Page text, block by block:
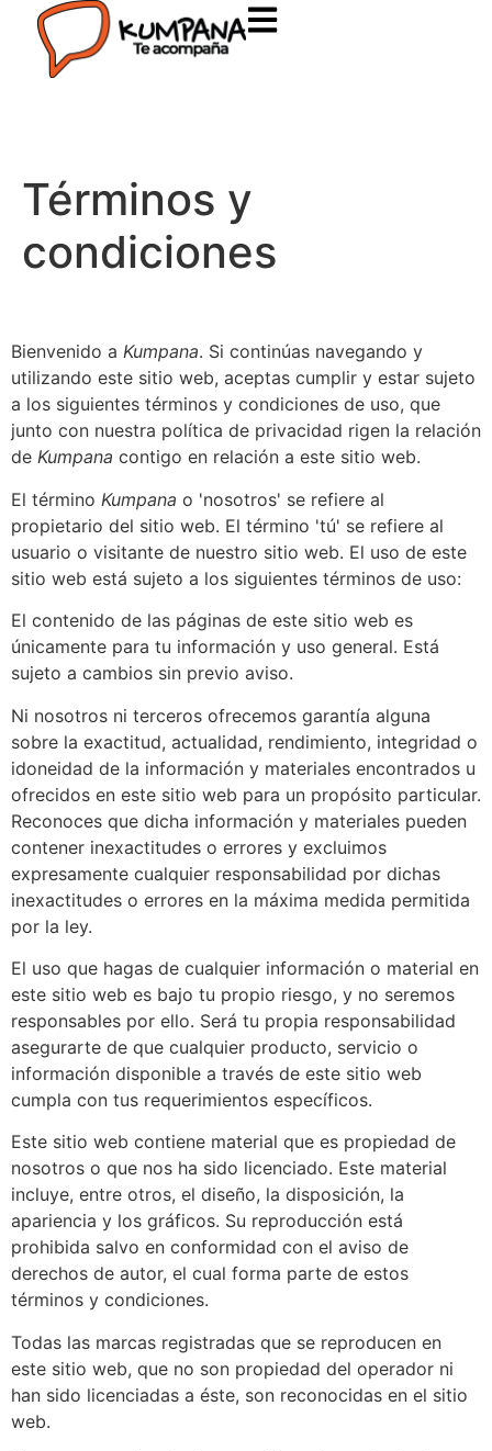
Términos y
condiciones
Bienvenido a Kumpana. Si continúas navegando y
utilizando este sitio web, aceptas cumplir y estar sujeto
a los siguientes términos y condiciones de uso, que
junto con nuestra política de privacidad rigen la relación
de Kumpana contigo en relación a este sitio web.
El término Kumpana o 'nosotros' se refiere al
propietario del sitio web. El término 'tú' se refiere al
usuario o visitante de nuestro sitio web. El uso de este
sitio web está sujeto a los siguientes términos de uso:
El contenido de las páginas de este sitio web es
únicamente para tu información y uso general. Está
sujeto a cambios sin previo aviso.
Ni nosotros ni terceros ofrecemos garantía alguna
sobre la exactitud, actualidad, rendimiento, integridad o
idoneidad de la información y materiales encontrados u
ofrecidos en este sitio web para un propósito particular.
Reconoces que dicha información y materiales pueden
contener inexactitudes o errores y excluimos
expresamente cualquier responsabilidad por dichas
inexactitudes o errores en la máxima medida permitida
por la ley.
El uso que hagas de cualquier información o material en
este sitio web es bajo tu propio riesgo, y no seremos
responsables por ello. Será tu propia responsabilidad
asegurarte de que cualquier producto, servicio o
información disponible a través de este sitio web
cumpla con tus requerimientos específicos.
Este sitio web contiene material que es propiedad de
nosotros o que nos ha sido licenciado. Este material
incluye, entre otros, el diseño, la disposición, la
apariencia y los gráficos. Su reproducción está
prohibida salvo en conformidad con el aviso de
derechos de autor, el cual forma parte de estos
términos y condiciones.
Todas las marcas registradas que se reproducen en
este sitio web, que no son propiedad del operador ni
han sido licenciadas a éste, son reconocidas en el sitio
web.